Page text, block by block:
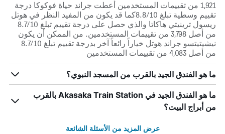
1,921 من تقييمات المستخدمين أعطت جراند حياة فوكوكا درجة
تقييم وسطية تبلغ 8.8/10كما قد يكون من المفيد النظر في هوتل
ريسول ترينيتي هاكاتا والذي حصل على درجة تقييم تبلغ 8.7/10
من أصل 3,798 من تقييمات المستخدمين. من الممكن أن يكون
نيشيتيتسو جراند هوتل خياراً رائعاً آخر بدرجة تقييم تبلغ 8.7/10
من أصل 4,083 من تقييمات المستخدمين
ما هو الفندق الجيد بالقرب من المسجد النبوي؟
ما هو الفندق الجيد في Akasaka Train Station بالقرب
من أبراج البيت؟
عرض المزيد من الأسئلة الشائعة